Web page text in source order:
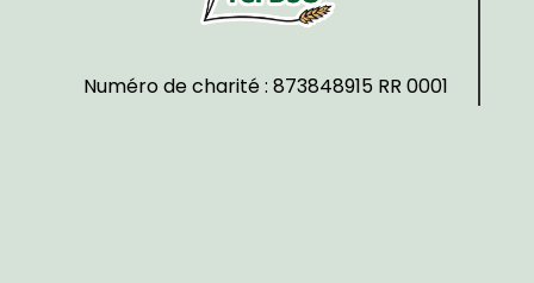
Numéro de charité : 873848915 RR 0001